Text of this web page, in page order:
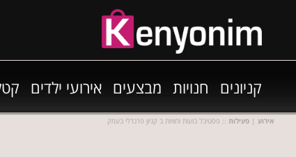
קניונים חנויות מבצעים אירועי ילדים
אירוע | פעילות :: פסטיבל בועות וחוויות ב קניון פרנדלי בעמק